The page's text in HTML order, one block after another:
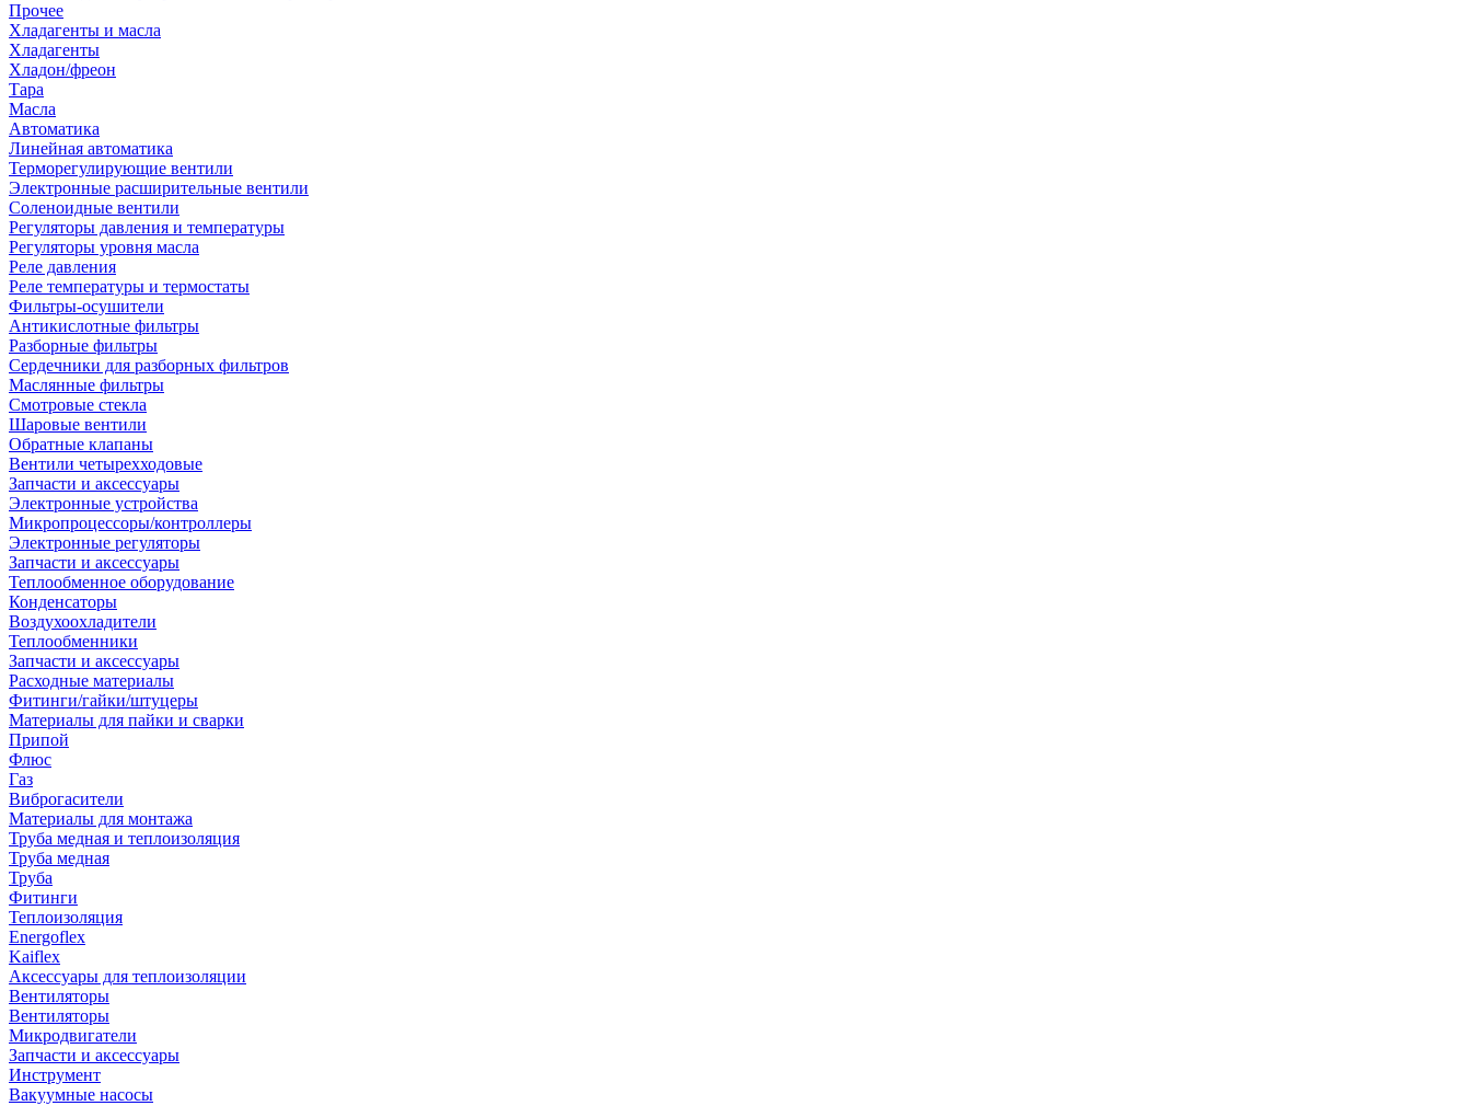
Прочее
Хладагенты и масла
Хладагенты
Хладон/фреон
Тара
Масла
Автоматика
Линейная автоматика
Терморегулирующие вентили
Электронные расширительные вентили
Соленоидные вентили
Регуляторы давления и температуры
Регуляторы уровня масла
Реле давления
Реле температуры и термостаты
Фильтры-осушители
Антикислотные фильтры
Разборные фильтры
Сердечники для разборных фильтров
Маслянные фильтры
Смотровые стекла
Шаровые вентили
Обратные клапаны
Вентили четырехходовые
Запчасти и аксессуары
Электронные устройства
Микропроцессоры/контроллеры
Электронные регуляторы
Запчасти и аксессуары
Теплообменное оборудование
Конденсаторы
Воздухоохладители
Теплообменники
Запчасти и аксессуары
Расходные материалы
Фитинги/гайки/штуцеры
Материалы для пайки и сварки
Припой
Флюс
Газ
Виброгасители
Материалы для монтажа
Труба медная и теплоизоляция
Труба медная
Труба
Фитинги
Теплоизоляция
Energoflex
Kaiflex
Аксессуары для теплоизоляции
Вентиляторы
Вентиляторы
Микродвигатели
Запчасти и аксессуары
Инструмент
Вакуумные насосы